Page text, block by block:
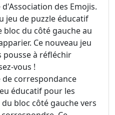
des Emojis.
jeu de puzzle éducatif
bloc du côté gauche au
Ce nouveau jeu
pousse à réfléchir
vous !
de correspondance
éducatif pour les
bloc côté gauche vers